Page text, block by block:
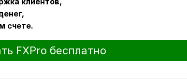
счете.
FXPro бесплатно